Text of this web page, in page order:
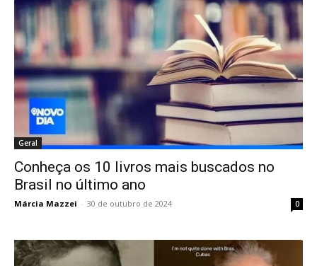
Geral
Conheça os 10 livros mais buscados no
Brasil no último ano
Márcia Mazzei - 30 de outubro de 2024 0